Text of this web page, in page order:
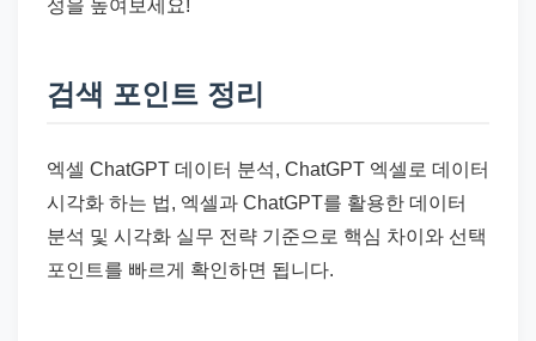
성을 높여보세요!
검색 포인트 정리
엑셀 ChatGPT 데이터 분석, ChatGPT 엑셀로 데이터
시각화 하는 법, 엑셀과 ChatGPT를 활용한 데이터
분석 및 시각화 실무 전략 기준으로 핵심 차이와 선택
포인트를 빠르게 확인하면 됩니다.